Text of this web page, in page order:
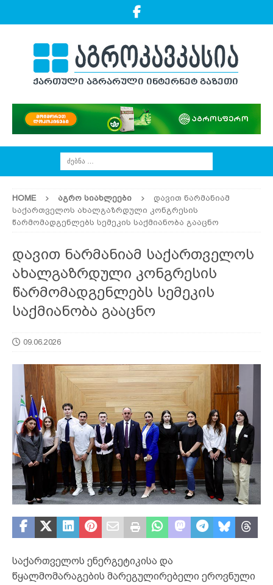
HOME ᲐᲒᲠᲝ ᲡᲘᲐᲮᲚᲔᲔᲑᲘ
დავით ნარმანიამ
საქართველოს ახალგაზრდული კონგრესის
წარმომადგენლებს სემეკის საქმიანობა გააცნო
დავით ნარმანიამ საქართველოს
ახალგაზრდული კონგრესის
წარმომადგენლებს სემეკის
საქმიანობა გააცნო
09.06.2026
საქართველოს ენერგეტიკისა და
წყალმომარაგების მარეგულირებელი ეროვნული